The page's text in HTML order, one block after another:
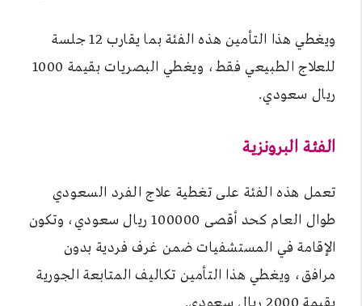
ويغطي هذا التأمين هذه الفئة بما يقارب 12 جلسة
للعلاج الطبيعي فقط، ويغطي البصريات بقيمة 1000
ريال سعودي.
الفئة البرونزية
تعمل هذه الفئة على تغطية علاج الفرد السعودي
طوال العام كحد أقصى 100000 ريال سعودي، وتكون
الإقامة في المستشفيات ضمن غرف فردية بدون
مرافق، ويغطي هذا التأمين تكاليف المتابعة الجورية